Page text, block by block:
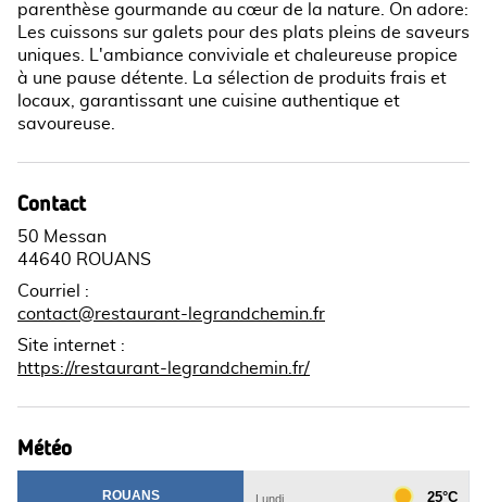
parenthèse gourmande au cœur de la nature. On adore:
Les cuissons sur galets pour des plats pleins de saveurs
uniques. L'ambiance conviviale et chaleureuse propice
à une pause détente. La sélection de produits frais et
locaux, garantissant une cuisine authentique et
savoureuse.
Contact
50 Messan
44640 ROUANS
Courriel
:
contact@restaurant-legrandchemin.fr
Site internet :
https://restaurant-legrandchemin.fr/
Météo